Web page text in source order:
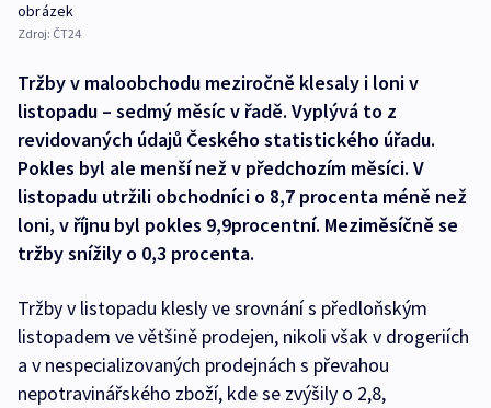
obrázek
Zdroj: ČT24
Tržby v maloobchodu meziročně klesaly i loni v
listopadu – sedmý měsíc v řadě. Vyplývá to z
revidovaných údajů Českého statistického úřadu.
Pokles byl ale menší než v předchozím měsíci. V
listopadu utržili obchodníci o 8,7 procenta méně než
loni, v říjnu byl pokles 9,9procentní. Meziměsíčně se
tržby snížily o 0,3 procenta.
Tržby v listopadu klesly ve srovnání s předloňským
listopadem ve většině prodejen, nikoli však v drogeriích
a v nespecializovaných prodejnách s převahou
nepotravinářského zboží, kde se zvýšily o 2,8,